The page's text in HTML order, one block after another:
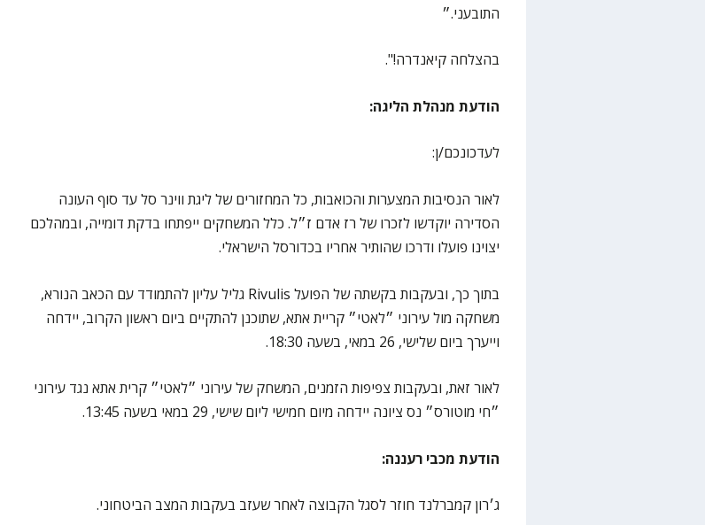
התובעני.״
בהצלחה קיאנדרה!".
הודעת מנהלת הליגה:
לעדכונכם/ן:
לאור הנסיבות המצערות והכואבות, כל המחזורים של ליגת ווינר סל עד סוף העונה
הסדירה יוקדשו לזכרו של רז אדם ז״ל. כלל המשחקים ייפתחו בדקת דומייה, ובמהלכם
יצוינו פועלו ודרכו שהותיר אחריו בכדורסל הישראלי.
בתוך כך, ובעקבות בקשתה של הפועל Rivulis גליל עליון להתמודד עם הכאב הנורא,
משחקה מול עירוני ״לאטי״ קריית אתא, שתוכנן להתקיים ביום ראשון הקרוב, יידחה
וייערך ביום שלישי, 26 במאי, בשעה 18:30.
לאור זאת, ובעקבות צפיפות הזמנים, המשחק של עירוני ״לאטי״ קרית אתא נגד עירוני
״חי מוטורס״ נס ציונה יידחה מיום חמישי ליום שישי, 29 במאי בשעה 13:45.
הודעת מכבי רעננה:
ג׳רון קמברלנד חוזר לסגל הקבוצה לאחר שעזב בעקבות המצב הביטחוני.